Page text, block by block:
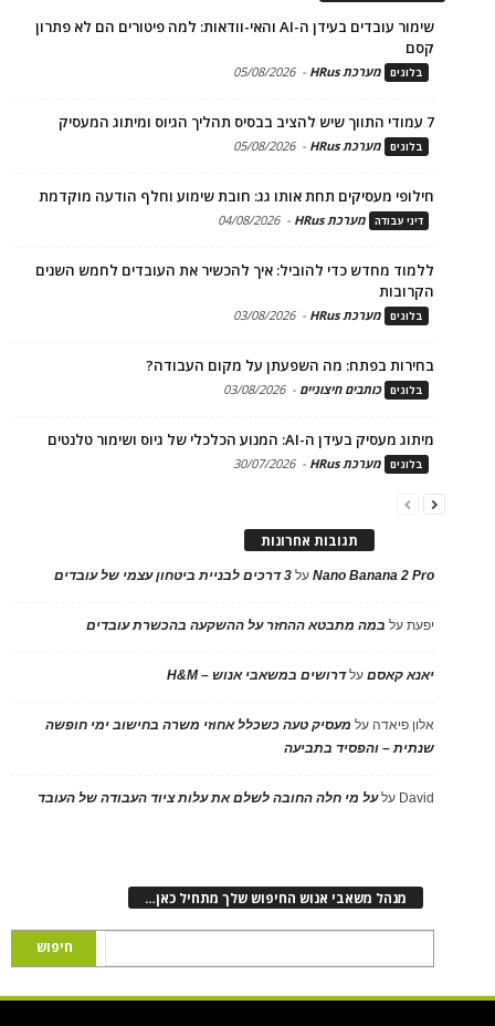
שימור עובדים בעידן ה-AI והאי-וודאות: למה פיטורים הם לא פתרון
קסם
בלוגים מערכת HRus -
05/08/2026
7 עמודי התווך שיש להציב בבסיס תהליך הגיוס ומיתוג המעסיק
בלוגים מערכת HRus -
05/08/2026
חילופי מעסיקים תחת אותו גג: חובת שימוע וחלף הודעה מוקדמת
דיני עבודה מערכת HRus -
04/08/2026
ללמוד מחדש כדי להוביל: איך להכשיר את העובדים לחמש השנים
הקרובות
בלוגים מערכת HRus -
03/08/2026
בחירות בפתח: מה השפעתן על מקום העבודה?
בלוגים כותבים חיצוניים -
03/08/2026
מיתוג מעסיק בעידן ה-AI: המנוע הכלכלי של גיוס ושימור טלנטים
בלוגים מערכת HRus -
30/07/2026
תגובות אחרונות
Nano Banana 2 Proעל 3 דרכים לבניית ביטחון עצמי של עובדים
יפעתעל במה מתבטא ההחזר על ההשקעה בהכשרת עובדים
יאנא קאסםעלדרושים במשאבי אנוש – H&M
אלון פיאדה על מעסיק טעה כשכלל אחוזי משרה בחישוב ימי חופשה
שנתית – והפסיד בתביעה
David עלעל מי חלה החובה לשלם את עלות ציוד העבודה של העובד
מנהל משאבי אנוש החיפוש שלך מתחיל כאן…